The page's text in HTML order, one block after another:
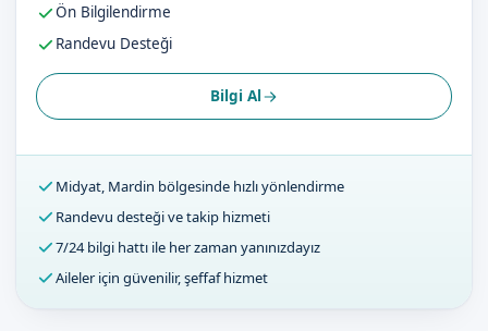
Ön Bilgilendirme
Randevu Desteği
Bilgi Al
Midyat, Mardin bölgesinde hızlı yönlendirme
Randevu desteği ve takip hizmeti
7/24 bilgi hattı ile her zaman yanınızdayız
Aileler için güvenilir, şeffaf hizmet